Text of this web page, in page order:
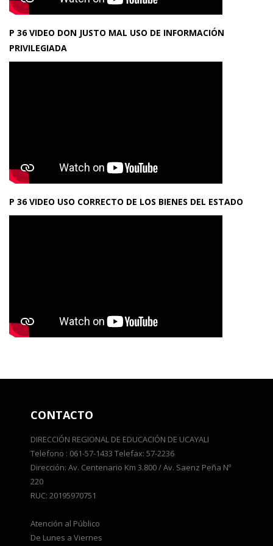
P 36 VIDEO DON JUSTO MAL USO DE INFORMACIÓN
PRIVILEGIADA
P 36 VIDEO USO CORRECTO DE LOS BIENES DEL ESTADO
CONTACTO
DIRECCIÓN REGIONAL DE EDUCACIÓN DE UCAYALI
Telefono : 061-57-1433 Telefax: 57-2236
Dirección: Av. Centenario Km 3.800 / Av. Saenz Peña Nº
220
RUC: 20195970751
Atención al Público
De Lunes a Viernes